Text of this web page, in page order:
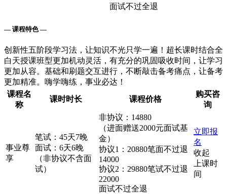
面试不过全退
— 课程特色 —
创新性五阶段学习法，让知识不光只学一遍！超长课时结合全
白天授课班型更加机动灵活，有充分的巩固吸收时间，让学习
更加从容。基础和刷题交互进行，不断敲击备考痛点，让备考
更加精准。嗨学嗨练，事业必达！
课程名
称
课时时长 课程价格
购买咨
询
事业尊
享
笔试：45天7晚
面试：6天6晚
（非协议不含面
试）
非协议：14880
（进面赠送2000元面试基
金）
协议1：20880笔面不过退
14000
协议2：29880笔试不过退
22000
面试不过全退
立即报
名
收起
上课时
间